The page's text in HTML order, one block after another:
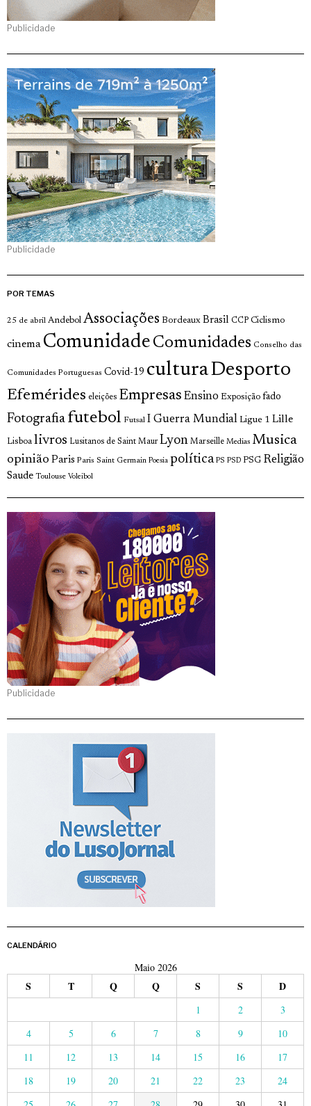
Publicidade
Publicidade
POR TEMAS
25 de abril Andebol Associações Bordeaux Brasil CCP Ciclismo
cinema Comunidade Comunidades Conselho das
Comunidades Portuguesas Covid-19 culturaDesporto
Efemérides eleições Empresas Ensino Exposição fado
Fotografia futebol Futsal I Guerra Mundial Ligue 1 Lille
Lisboa livros Lusitanos de Saint Maur Lyon Marseille Medias Musica
opinião Paris Paris Saint Germain Poesia política PS PSD PSG Religião
Saude Toulouse Voleibol
Publicidade
CALENDÁRIO
Maio 2026
S T Q Q S S D
1 2
3
4
5 6 7 8 9
10
11
12 13 14 15 16
17
18
19 20 21 22 23
24